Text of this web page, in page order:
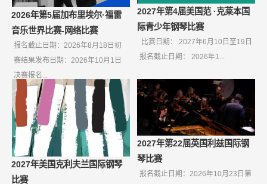
2026年第5届加布里埃尔·福雷
音乐世界比赛-网络比赛
报名截止日期：2026年8月18日初
赛结果发布日期：2026年10月1日
决赛报名...
2027年第4届美国范 ·克莱本国
际青少年钢琴比赛
比赛日期： 2027年6月10日至19日
报名截止日期： 2026年1...
2027年美国克利夫兰国际钢琴
比赛
2027年第22届英国利兹国际钢
琴比赛
报名截止日期：2026年10月23日第